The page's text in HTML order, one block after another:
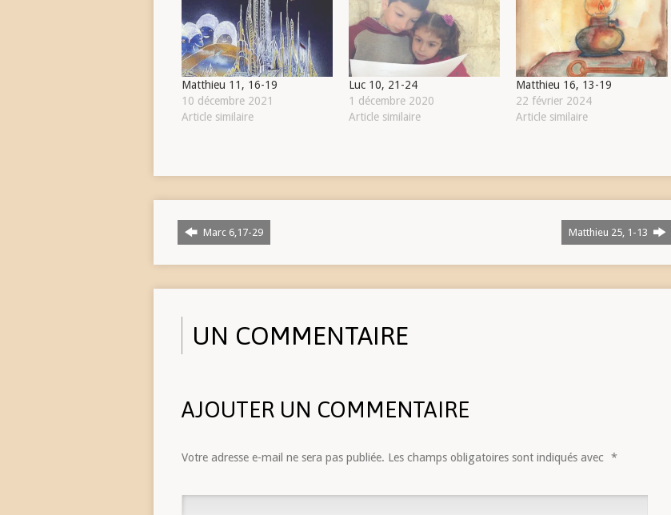
Matthieu 11, 16-19
10 décembre 2021
Article similaire
Luc 10, 21-24
1 décembre 2020
Article similaire
Matthieu 16, 13-19
22 février 2024
Article similaire
Marc 6,17-29 Matthieu 25, 1-13
UN COMMENTAIRE
AJOUTER UN COMMENTAIRE
Votre adresse e-mail ne sera pas publiée. Les champs obligatoires sont indiqués avec *